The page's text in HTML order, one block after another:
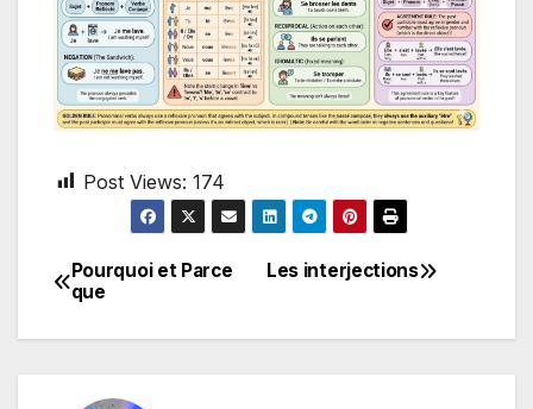
Post Views: 174
Post
navigation
Les interjections
Pourquoi et Parce
que